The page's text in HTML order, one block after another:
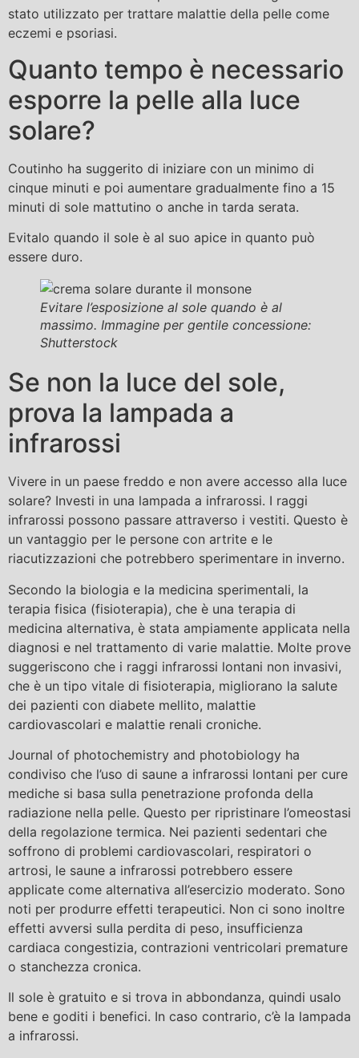
stato utilizzato per trattare malattie della pelle come
eczemi e psoriasi.
Quanto tempo è necessario
esporre la pelle alla luce
solare?
Coutinho ha suggerito di iniziare con un minimo di
cinque minuti e poi aumentare gradualmente fino a 15
minuti di sole mattutino o anche in tarda serata.
Evitalo quando il sole è al suo apice in quanto può
essere duro.
Evitare l’esposizione al sole quando è al
massimo. Immagine per gentile concessione:
Shutterstock
Se non la luce del sole,
prova la lampada a
infrarossi
Vivere in un paese freddo e non avere accesso alla luce
solare? Investi in una lampada a infrarossi. I raggi
infrarossi possono passare attraverso i vestiti. Questo è
un vantaggio per le persone con artrite e le
riacutizzazioni che potrebbero sperimentare in inverno.
Secondo la biologia e la medicina sperimentali, la
terapia fisica (fisioterapia), che è una terapia di
medicina alternativa, è stata ampiamente applicata nella
diagnosi e nel trattamento di varie malattie. Molte prove
suggeriscono che i raggi infrarossi lontani non invasivi,
che è un tipo vitale di fisioterapia, migliorano la salute
dei pazienti con diabete mellito, malattie
cardiovascolari e malattie renali croniche.
Journal of photochemistry and photobiology ha
condiviso che l’uso di saune a infrarossi lontani per cure
mediche si basa sulla penetrazione profonda della
radiazione nella pelle. Questo per ripristinare l’omeostasi
della regolazione termica. Nei pazienti sedentari che
soffrono di problemi cardiovascolari, respiratori o
artrosi, le saune a infrarossi potrebbero essere
applicate come alternativa all’esercizio moderato. Sono
noti per produrre effetti terapeutici. Non ci sono inoltre
effetti avversi sulla perdita di peso, insufficienza
cardiaca congestizia, contrazioni ventricolari premature
o stanchezza cronica.
Il sole è gratuito e si trova in abbondanza, quindi usalo
bene e goditi i benefici. In caso contrario, c’è la lampada
a infrarossi.